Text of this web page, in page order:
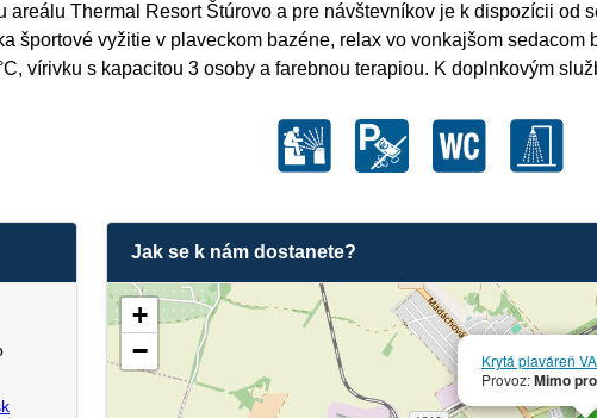
areálu Thermal Resort Štúrovo a pre návštevníkov je k dispozícii od
športové vyžitie v plaveckom bazéne, relax vo vonkajšom
vírivku s kapacitou 3 osoby a farebnou terapiou. K doplnkovým
Jak se k nám dostanete?
Krytá plaváreň
Provoz:Mimo
+
−